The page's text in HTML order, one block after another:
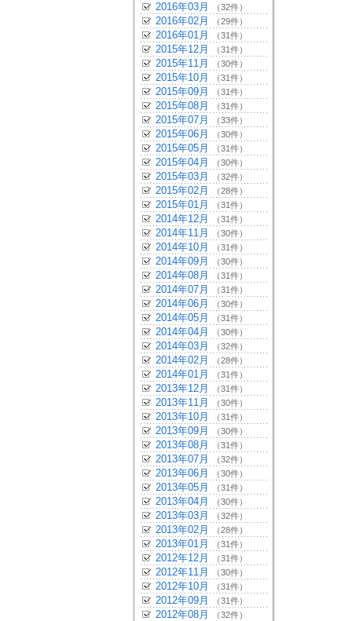
2016年03月 （32件）
2016年02月 （29件）
2016年01月 （31件）
2015年12月 （31件）
2015年11月 （30件）
2015年10月 （31件）
2015年09月 （31件）
2015年08月 （31件）
2015年07月 （33件）
2015年06月 （30件）
2015年05月 （31件）
2015年04月 （30件）
2015年03月 （32件）
2015年02月 （28件）
2015年01月 （31件）
2014年12月 （31件）
2014年11月 （30件）
2014年10月 （31件）
2014年09月 （30件）
2014年08月 （31件）
2014年07月 （31件）
2014年06月 （30件）
2014年05月 （31件）
2014年04月 （30件）
2014年03月 （32件）
2014年02月 （28件）
2014年01月 （31件）
2013年12月 （31件）
2013年11月 （30件）
2013年10月 （31件）
2013年09月 （30件）
2013年08月 （31件）
2013年07月 （32件）
2013年06月 （30件）
2013年05月 （31件）
2013年04月 （30件）
2013年03月 （32件）
2013年02月 （28件）
2013年01月 （31件）
2012年12月 （31件）
2012年11月 （30件）
2012年10月 （31件）
2012年09月 （31件）
2012年08月 （32件）